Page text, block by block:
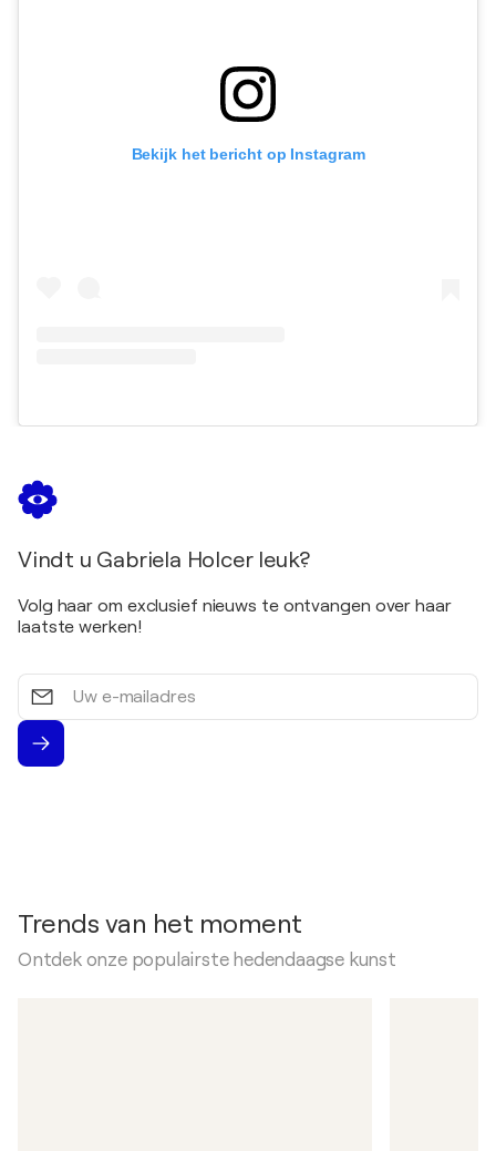
Bekijk het bericht op Instagram
Vindt u Gabriela Holcer leuk?
Volg haar om exclusief nieuws te ontvangen over haar
laatste werken!
Uw
mailadres
Trends van het moment
Ontdek onze populairste hedendaagse kunst